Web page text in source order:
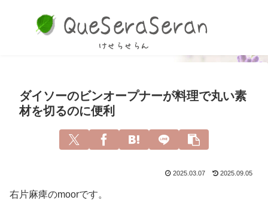
ダイソーのビンオープナーが料理で丸い素
材を切るのに便利
2025.03.07 2025.09.05
右片麻痺のmoorです。